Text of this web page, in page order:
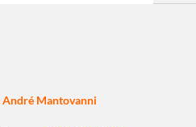
André Mantovanni